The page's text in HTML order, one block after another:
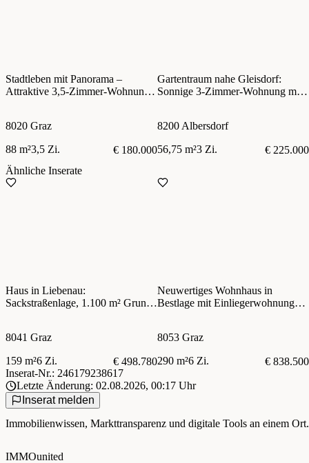
Stadtleben mit Panorama –
Attraktive 3,5-Zimmer-Wohnung
8020 Graz
88 m²3,5 Zi. € 180.000
Gartentraum nahe Gleisdorf:
Sonnige 3-Zimmer-Wohnung mit
8200 Albersdorf
56,75 m²3 Zi.
€ 225.000
Ähnliche Inserate
Haus in Liebenau:
Sackstraßenlage, 1.100 m² Grund,
8041 Graz
159 m²6 Zi. € 498.780
Neuwertiges Wohnhaus in
Bestlage mit Einliegerwohnung
8053 Graz
290 m²6 Zi.
€ 838.500
Inserat-Nr.: 246179238617
Letzte Änderung: 02.08.2026, 00:17 Uhr
Inserat melden
Immobilienwissen, Markttransparenz und digitale Tools an einem Ort.
IMMOunited